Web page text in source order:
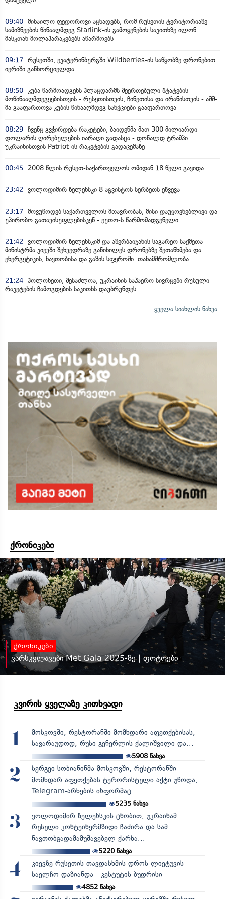
09:40 მიხაილო ფედოროვი აცხადებს, რომ რუსეთის ტერიტორიაზე
სამიზნეების წინააღმდეგ Starlink-ის გამოყენების საკითხზე ილონ
მასკთან მოლაპარაკებებს აწარმოებს
09:17 რუსეთში, ეკატერინბურგში Wildberries-ის საწყობზე დრონებით
იერიში განხორციელდა
08:50
კუბა წარმოადგენს პლაცდარმს შეერთებული შტატების
მოწინააღმდეგეებისთვის - რუსეთისთვის, ჩინეთისა და ირანისთვის - აშშ-
მა გააფართოვა კუბის წინააღმდეგ სანქციები გააფართოვა
08:29 ჩვენც გვჭირდება რაკეტები, ბაიდენმა მათ 300 მილიარდი
დოლარის ღირებულების იარაღი გადასცა - დონალდ ტრამპი
უკრაინისთვის Patriot-ის რაკეტების გადაცემაზე
00:45 2008 წლის რუსეთ-საქართველოს ომიდან 18 წელი გავიდა
23:42 ვოლოდიმირ ზელენსკი 8 აგვისტოს სერბეთს ეწვევა
23:17 მოვუწოდებ საქართველოს მთავრობას, მისი დაუყოვნებლივი და
უპირობო გათავისუფლებისკენ - ეუთო-ს წარმომადგენელი
21:42
ვოლოდიმირ ზელენსკიმ და აზერბაიჯანის საგარეო საქმეთა
მინისტრმა კიევში შეხვედრაზე განიხილეს დრონებზე შეთანხმება და
ენერგეტიკის, ნავთობისა და გაზის სფეროში თანამშრომლობა
21:24 პოლონეთი, შესაძლოა, უკრაინის საჰაერო სივრცეში რუსული
რაკეტების ჩამოგდების საკითხს დაუბრუნდეს
ყველა სიახლის ნახვა
ქრონიკები
ქრონიკები
ვარსკვლავები Met Gala 2025-ზე | ფოტოები
კვირის ყველაზე კითხვადი
1
მოსკოვში, რესტორანში მომხდარი აფეთქებისას,
სავარაუდოდ, რუსი გენერლის ქალიშვილი და...
5908 ნახვა
2
სერგეი სობიანინმა მოსკოვში, რესტორანში
მომხდარ აფეთქებას ტერორისტული აქტი უწოდა,
Telegram-არხების ინფორმაც...
5235ნახვა
3
ვოლოდიმირ ზელენსკის ცნობით, უკრაინამ
რუსული კონტეინერმზიდი ჩაძირა და სამ
ნავთობგადამამუშავებელ ქარხა...
5220ნახვა
4
კიევზე რუსეთის თავდასხმის დროს ლიეტუვის
საელჩო დაზიანდა - კესტუტის ბუდრისი
4852ნახვა